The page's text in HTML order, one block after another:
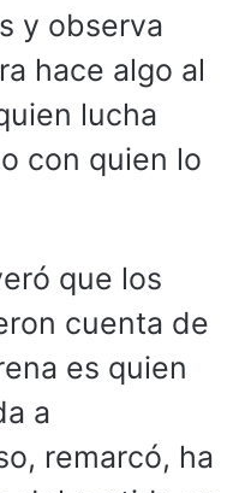
y observa
hace algo al
lucha
con quien lo
que los
cuenta de
es quien
a
remarcó, ha